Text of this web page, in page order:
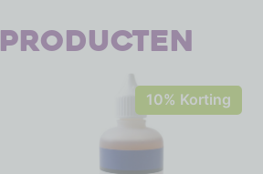
10% Korting